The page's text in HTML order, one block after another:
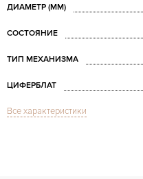
ДИАМЕТР (MM)
СОСТОЯНИЕ
ТИП МЕХАНИЗМА
ЦИФЕРБЛАТ
СТЕКЛО
Все характеристики